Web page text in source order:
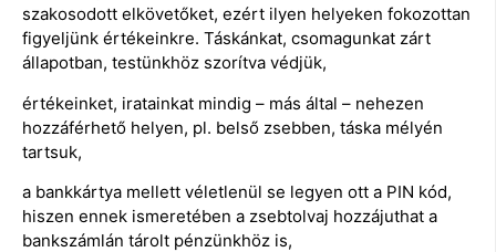
szakosodott elkövetőket, ezért ilyen helyeken fokozottan
figyeljünk értékeinkre. Táskánkat, csomagunkat zárt
állapotban, testünkhöz szorítva védjük,
értékeinket, iratainkat mindig – más által – nehezen
hozzáférhető helyen, pl. belső zsebben, táska mélyén
tartsuk,
a bankkártya mellett véletlenül se legyen ott a PIN kód,
hiszen ennek ismeretében a zsebtolvaj hozzájuthat a
bankszámlán tárolt pénzünkhöz is,